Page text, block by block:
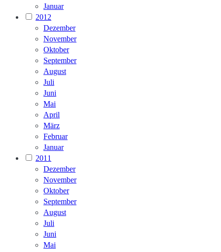
Januar
2012
Dezember
November
Oktober
September
August
Juli
Juni
Mai
April
März
Februar
Januar
2011
Dezember
November
Oktober
September
August
Juli
Juni
Mai